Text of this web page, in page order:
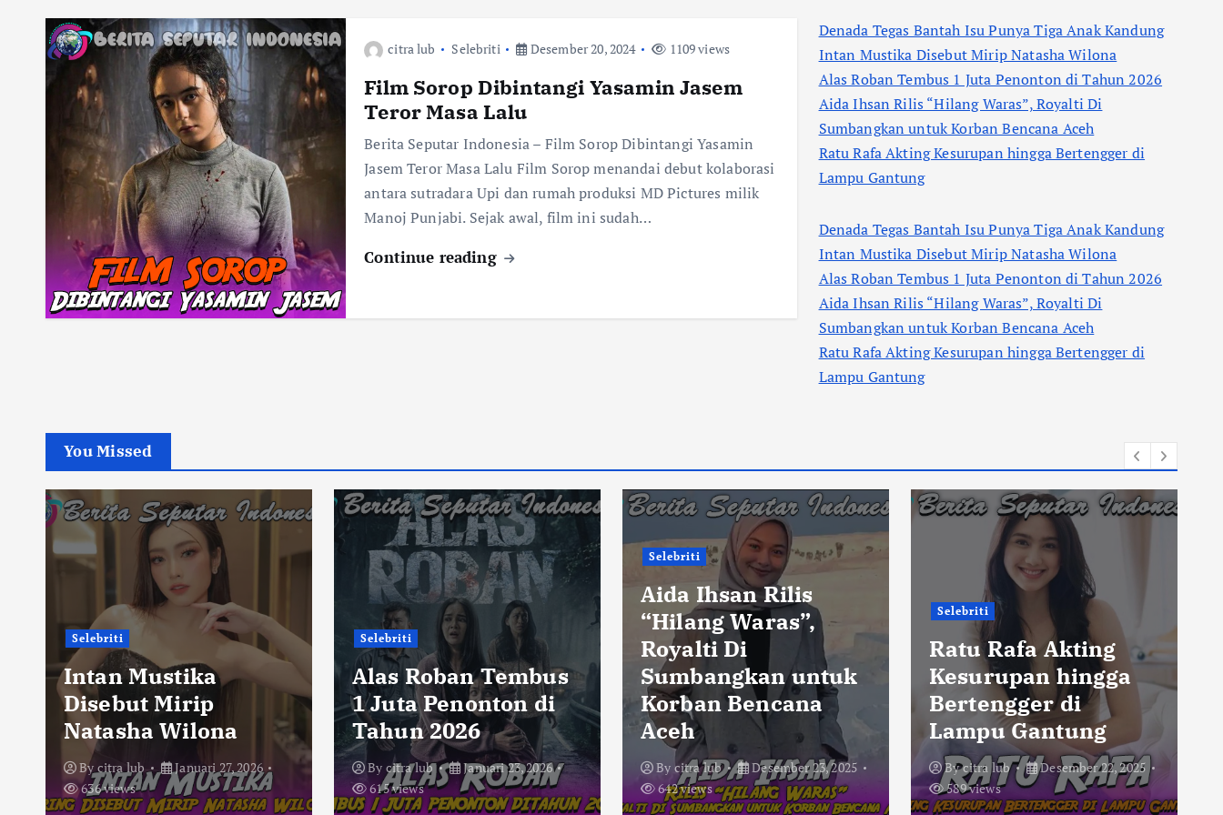
citra lub Selebriti Desember 20, 2024 1109 views
Film Sorop Dibintangi Yasamin Jasem
Teror Masa Lalu
Berita Seputar Indonesia – Film Sorop Dibintangi Yasamin
Jasem Teror Masa Lalu Film Sorop menandai debut kolaborasi
antara sutradara Upi dan rumah produksi MD Pictures milik
Manoj Punjabi. Sejak awal, film ini sudah…
Continue reading
Denada Tegas Bantah Isu Punya Tiga Anak Kandung
Intan Mustika Disebut Mirip Natasha Wilona
Alas Roban Tembus 1 Juta Penonton di Tahun 2026
Aida Ihsan Rilis “Hilang Waras”, Royalti Di
Sumbangkan untuk Korban Bencana Aceh
Ratu Rafa Akting Kesurupan hingga Bertengger di
Lampu Gantung
Denada Tegas Bantah Isu Punya Tiga Anak Kandung
Intan Mustika Disebut Mirip Natasha Wilona
Alas Roban Tembus 1 Juta Penonton di Tahun 2026
Aida Ihsan Rilis “Hilang Waras”, Royalti Di
Sumbangkan untuk Korban Bencana Aceh
Ratu Rafa Akting Kesurupan hingga Bertengger di
Lampu Gantung
You Missed
Selebriti
Intan Mustika
Disebut Mirip
Natasha Wilona
By citra lub
Januari 27, 2026
636 views
Selebriti
Alas Roban Tembus
1 Juta Penonton di
Tahun 2026
By citra lub
Januari 23, 2026
615 views
Selebriti
Aida Ihsan Rilis
“Hilang Waras”,
Royalti Di
Sumbangkan untuk
Korban Bencana
Aceh
By citra lub
Desember 23, 2025
642 views
Selebriti
Ratu Rafa Akting
Kesurupan hingga
Bertengger di
Lampu Gantung
Bycitra lub
Desember 22, 2025
589 views